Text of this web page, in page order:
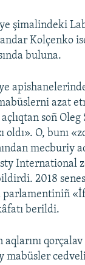
şimalindeki
Kolçenko
buluna.
azat
soñ Oleg
oldı». O, bunı
mecburiy
International
2018
parlamentiniñ
berildi.
mabüsler